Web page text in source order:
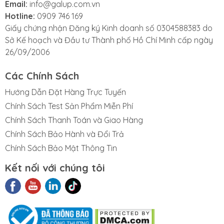
Email: info@galup.com.vn
Hotline: 0909 746 169
Giấy chứng nhận Đăng ký Kinh doanh số 0304588383 do
Sở Kế hoạch và Đầu tư Thành phố Hồ Chí Minh cấp ngày
26/09/2006
Các Chính Sách
Hướng Dẫn Đặt Hàng Trực Tuyến
Chính Sách Test Sản Phẩm Miễn Phí
Chính Sách Thanh Toán và Giao Hàng
Chính Sách Bảo Hành và Đổi Trả
Chính Sách Bảo Mật Thông Tin
Kết nối với chúng tôi